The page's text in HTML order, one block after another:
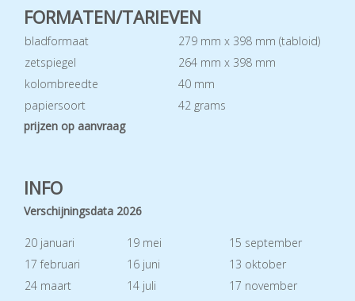
FORMATEN/TARIEVEN
bladformaat
279 mm x 398 mm (tabloid)
zetspiegel
264 mm x 398 mm
kolombreedte
40 mm
papiersoort
42 grams
prijzen op aanvraag
INFO
Verschijningsdata 2026
20 januari 19 mei
15 september
17 februari
16 juni
13 oktober
24 maart
14 juli
17 november